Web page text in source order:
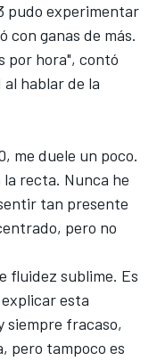
pudo experimentar
con ganas de más.
por hora", contó
hablar de la
me duele un poco.
la recta. Nunca he
tan presente
pero no
fluidez sublime. Es
esta
siempre fracaso,
pero tampoco es